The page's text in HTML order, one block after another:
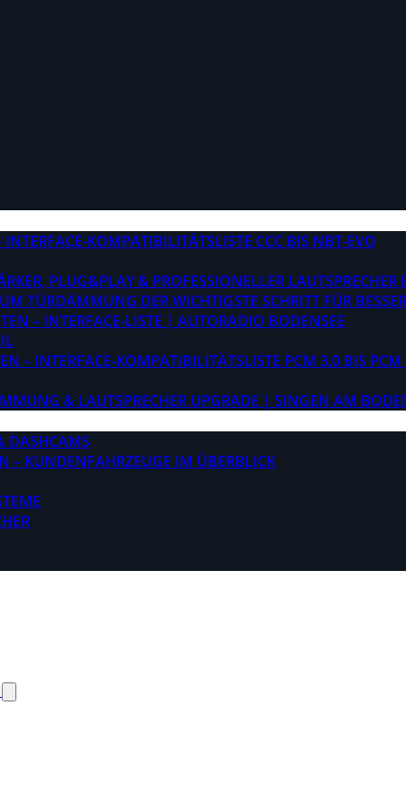
KOMPATIBILITÄTSLISTE CCC BIS NBT-EVO
PLUG&PLAY & PROFESSIONELLER LAUTSPRECHER
TÜRDÄMMUNG DER WICHTIGSTE SCHRITT FÜR
– INTERFACE-LISTE | AUTORADIO BODENSEE
– INTERFACE-KOMPATIBILITÄTSLISTE PCM 3.0 BIS PCM
& LAUTSPRECHER UPGRADE | SINGEN AM
DASHCAMS
– KUNDENFAHRZEUGE IM ÜBERBLICK